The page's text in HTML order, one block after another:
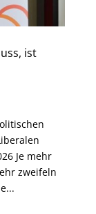
ist
Je mehr
zweifeln